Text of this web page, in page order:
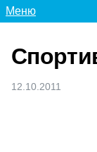
Меню
12.10.2011